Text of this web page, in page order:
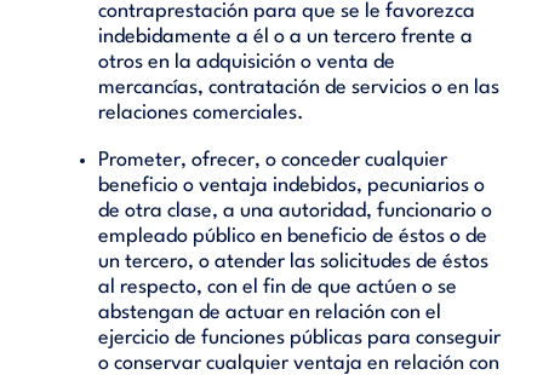
contraprestación para que se le favorezca
indebidamente a él o a un tercero frente a
otros en la adquisición o venta de
mercancías, contratación de servicios o en las
relaciones comerciales.
Prometer, ofrecer, o conceder cualquier
beneficio o ventaja indebidos, pecuniarios o
de otra clase, a una autoridad, funcionario o
empleado público en beneficio de éstos o de
un tercero, o atender las solicitudes de éstos
al respecto, con el fin de que actúen o se
abstengan de actuar en relación con el
ejercicio de funciones públicas para conseguir
o conservar cualquier ventaja en relación con